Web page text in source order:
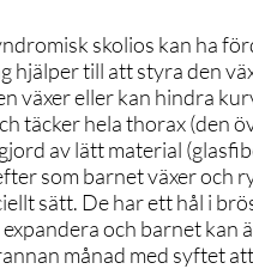
skolios kan ha
hjälper till att styra den
växer eller kan hindra
täcker hela thorax (den
av lätt material
som barnet växer och
sätt. De har ett hål i
och barnet kan
månad med syftet